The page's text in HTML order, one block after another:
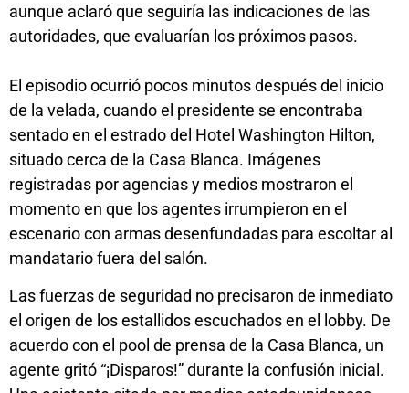
aunque aclaró que seguiría las indicaciones de las
autoridades, que evaluarían los próximos pasos.
El episodio ocurrió pocos minutos después del inicio
de la velada, cuando el presidente se encontraba
sentado en el estrado del Hotel Washington Hilton,
situado cerca de la Casa Blanca. Imágenes
registradas por agencias y medios mostraron el
momento en que los agentes irrumpieron en el
escenario con armas desenfundadas para escoltar al
mandatario fuera del salón.
Las fuerzas de seguridad no precisaron de inmediato
el origen de los estallidos escuchados en el lobby. De
acuerdo con el pool de prensa de la Casa Blanca, un
agente gritó “¡Disparos!” durante la confusión inicial.